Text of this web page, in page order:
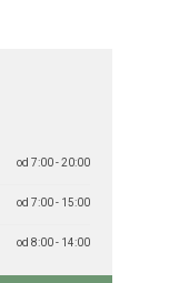
od 7:00 - 20:00
od 7:00 - 15:00
od 8:00 - 14:00